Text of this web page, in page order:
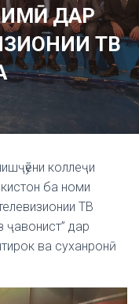
G
A
T
I
O
ДАР
ТВ
коллеҷи
ба номи
ТВ
дар
ва суханронӣ